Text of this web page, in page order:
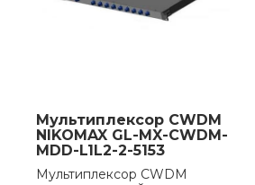
Мультиплексор CWDM
NIKOMAX GL-MX-CWDM-
MDD-L1L2-2-5153
Мультиплексор CWDM